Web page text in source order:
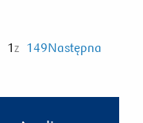
1z 149Następna